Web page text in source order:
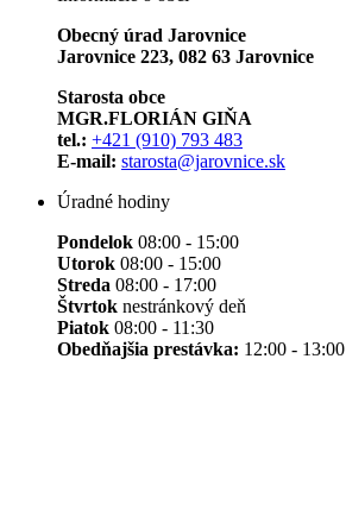
Obecný úrad Jarovnice
Jarovnice 223, 082 63 Jarovnice
Starosta obce
MGR.FLORIÁN GIŇA
tel.: +421 (910) 793 483
E-mail: starosta@jarovnice.sk
Úradné hodiny
Pondelok 08:00 - 15:00
Utorok 08:00 - 15:00
Streda 08:00 - 17:00
Štvrtok nestránkový deň
Piatok 08:00 - 11:30
Obedňajšia prestávka: 12:00 - 13:00